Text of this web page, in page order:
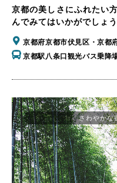
京都の美しさにふれたい
んでみてはいかがでしょう
京都府京都市伏見区・京都
京都駅八条口観光バス乗降
さわやかな